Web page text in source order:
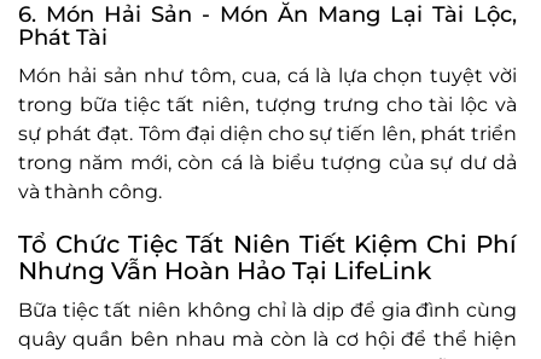
6. Món Hải Sản - Món Ăn Mang Lại Tài Lộc,
Phát Tài
Món hải sản như tôm, cua, cá là lựa chọn tuyệt vời
trong bữa tiệc tất niên, tượng trưng cho tài lộc và
sự phát đạt. Tôm đại diện cho sự tiến lên, phát triển
trong năm mới, còn cá là biểu tượng của sự dư dả
và thành công.
Tổ Chức Tiệc Tất Niên Tiết Kiệm Chi Phí
Nhưng Vẫn Hoàn Hảo Tại LifeLink
Bữa tiệc tất niên không chỉ là dịp để gia đình cùng
quây quần bên nhau mà còn là cơ hội để thể hiện